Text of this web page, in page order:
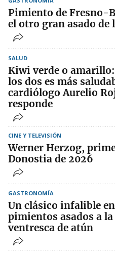
Pimiento de Fresno-
el otro gran asado de
SALUD
Kiwi verde o amarillo:
los dos es más
cardiólogo Aurelio
responde
CINE Y TELEVISIÓN
Werner Herzog,
Donostia de 2026
GASTRONOMÍA
Un clásico infalible
pimientos asados a
ventresca de atún